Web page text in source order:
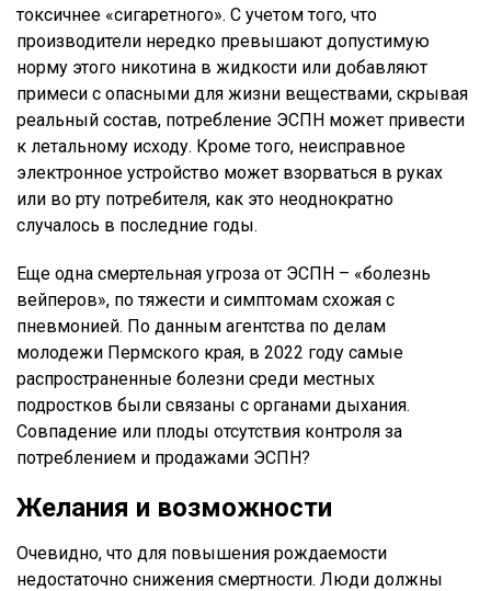
токсичнее «сигаретного». С учетом того, что
производители нередко превышают допустимую
норму этого никотина в жидкости или добавляют
примеси с опасными для жизни веществами, скрывая
реальный состав, потребление ЭСПН может привести
к летальному исходу. Кроме того, неисправное
электронное устройство может взорваться в руках
или во рту потребителя, как это неоднократно
случалось в последние годы.
Еще одна смертельная угроза от ЭСПН – «болезнь
вейперов», по тяжести и симптомам схожая с
пневмонией. По данным агентства по делам
молодежи Пермского края, в 2022 году самые
распространенные болезни среди местных
подростков были связаны с органами дыхания.
Совпадение или плоды отсутствия контроля за
потреблением и продажами ЭСПН?
Желания и возможности
Очевидно, что для повышения рождаемости
недостаточно снижения смертности. Люди должны